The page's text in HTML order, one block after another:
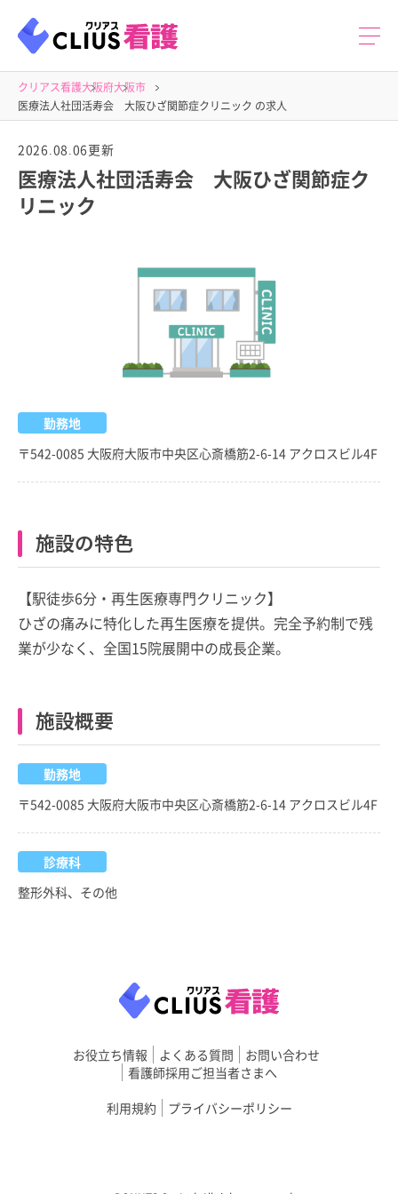
クリアス看護大阪府大阪市
医療法人社団活寿会 大阪ひざ関節症クリニック の求人
2026.08.06更新
医療法人社団活寿会 大阪ひざ関節症ク
リニック
勤務地
〒542-0085 大阪府大阪市中央区心斎橋筋2-6-14 アクロスビル4F
施設の特色
【駅徒歩6分・再生医療専門クリニック】
ひざの痛みに特化した再生医療を提供。完全予約制で残
業が少なく、全国15院展開中の成長企業。
施設概要
勤務地
〒542-0085 大阪府大阪市中央区心斎橋筋2-6-14 アクロスビル4F
診療科
整形外科、その他
お役立ち情報 よくある質問
お問い合わせ
看護師採用ご担当者さまへ
利用規約
プライバシーポリシー